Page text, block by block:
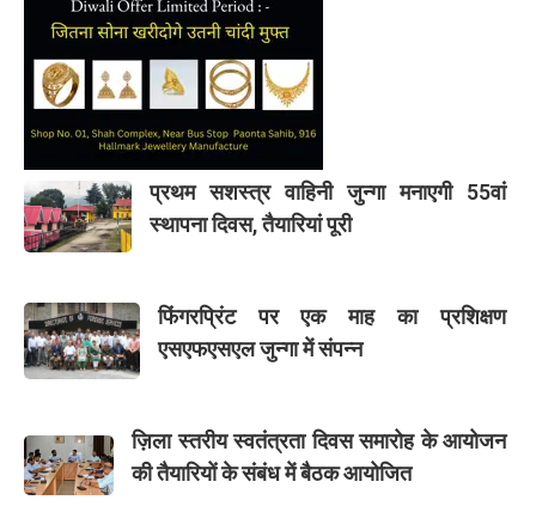
प्रथम सशस्त्र वाहिनी जुन्गा मनाएगी 55वां
स्थापना दिवस, तैयारियां पूरी
फिंगरप्रिंट पर एक माह का प्रशिक्षण
एसएफएसएल जुन्गा में संपन्न
ज़िला स्तरीय स्वतंत्रता दिवस समारोह के आयोजन
की तैयारियों के संबंध में बैठक आयोजित